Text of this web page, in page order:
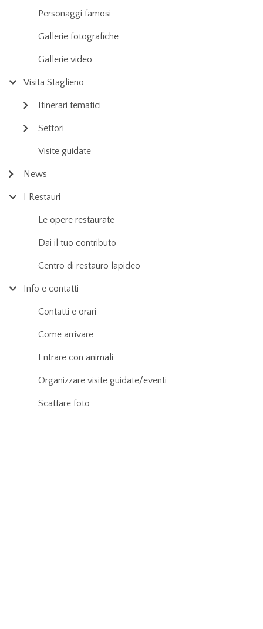
Personaggi famosi
Gallerie fotografiche
Gallerie video
Visita Staglieno
Itinerari tematici
Settori
Visite guidate
News
I Restauri
Le opere restaurate
Dai il tuo contributo
Centro di restauro lapideo
Info e contatti
Contatti e orari
Come arrivare
Entrare con animali
Organizzare visite guidate/eventi
Scattare foto